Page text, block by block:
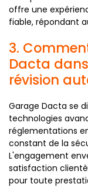
offre une
fiable, répondant
3.
Dacta
révision
Garage Dacta se
technologies
réglementations
constant de la
L'engagement
satisfaction
pour toute